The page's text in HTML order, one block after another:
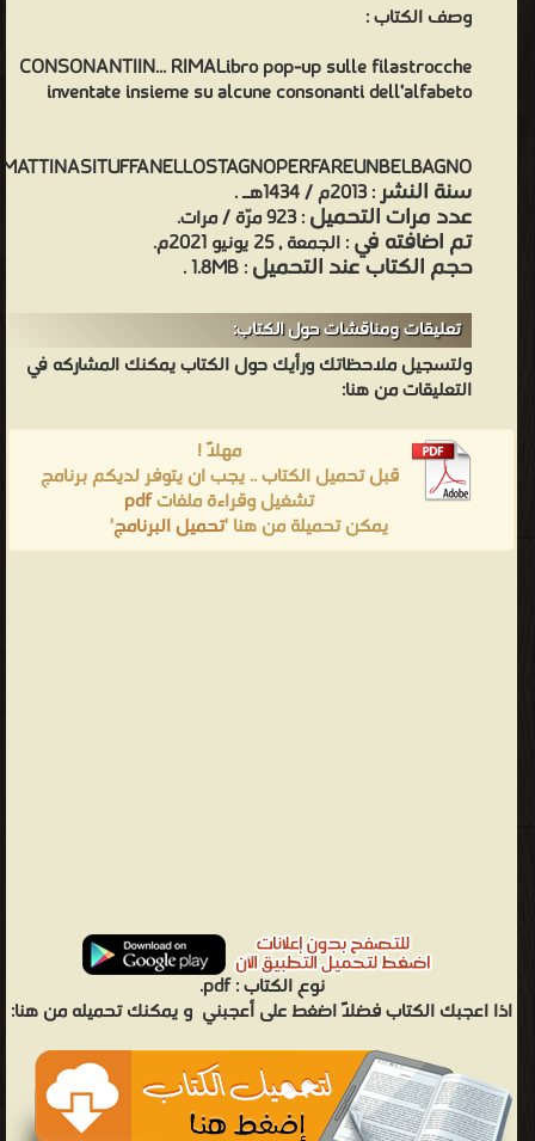
وصف الكتاب :
CONSONANTIIN... RIMALibro pop-up sulle filastrocche
inventate insieme su alcune consonanti dell’alfabeto
سنة النشر: 2013م / 1434هـ .
عدد مرات التحميل: 923 مرّة / مرات.
تم اضافته في: الجمعة , 25 يونيو 2021م.
حجم الكتاب عند التحميل: 1.8MB .
تعليقات ومناقشات حول الكتاب:
ولتسجيل ملاحظاتك ورأيك حول الكتاب يمكنك المشاركه في
التعليقات من هنا:
مهلاً !
قبل تحميل الكتاب .. يجب ان يتوفر لديكم برنامج
تشغيل وقراءة ملفاتpdf
يمكن تحميلة من هنا 'تحميل البرنامج'
نوع الكتاب :pdf.
اذا اعجبك الكتاب فضلاً اضغط على أعجبني و يمكنك تحميله من هنا: